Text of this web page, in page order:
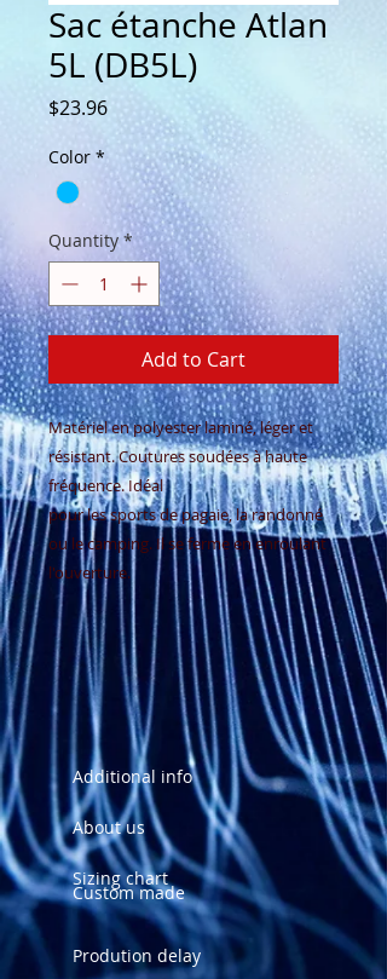
Sac étanche Atlan
5L (DB5L)
$23.96Price
Color *
Quantity *
Add to Cart
Matériel en polyester laminé, léger et
résistant. Coutures soudées à haute
fréquence. Idéal
pour les sports de pagaie, la randonné
ou le camping. Il se ferme en enroulant
l'ouverture.
Additional info
About us
Sizing chart
Custom made
Prodution delay